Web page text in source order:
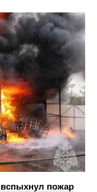
вспыхнул пожар